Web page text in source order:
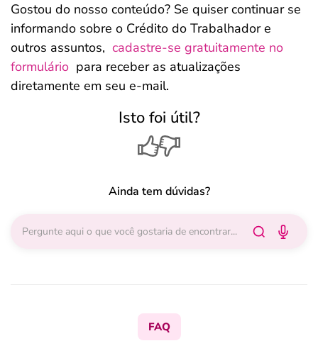
Gostou do nosso conteúdo? Se quiser continuar se
informando sobre o Crédito do Trabalhador e
outros assuntos, cadastre-se gratuitamente no
formulário para receber as atualizações
diretamente em seu e-mail.
Isto foi útil?
Ainda tem dúvidas?
FAQ